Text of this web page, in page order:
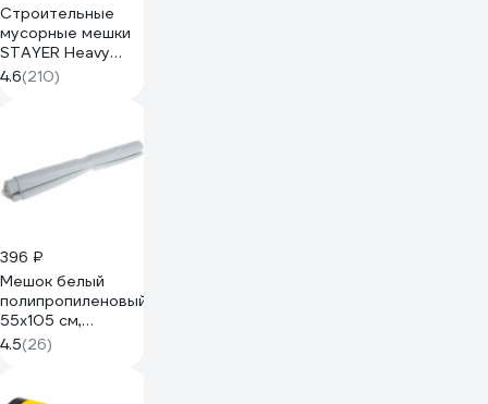
Строительные
мусорные мешки
STAYER Heavy
Duty 360 л, 10 шт
39157-360
4.6(210)
396 ₽
Мешок белый
полипропиленовый
55x105 см,
комплект по 10 шт
Gigant 55-105-
4.5(26)